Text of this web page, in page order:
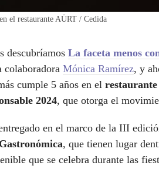
el restaurante AÜRT / Cedida
descubríamos La faceta menos
colaboradora Mónica Ramírez, y
cumple 5 años en el
2024, que otorga el
en el marco de la III
, que tienen lugar
que se celebra durante las